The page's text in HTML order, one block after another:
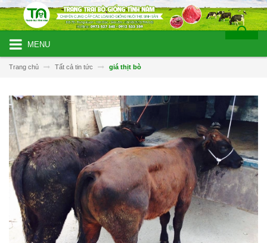
MENU
Trang chủ Tất cả tin tức giá thịt bò